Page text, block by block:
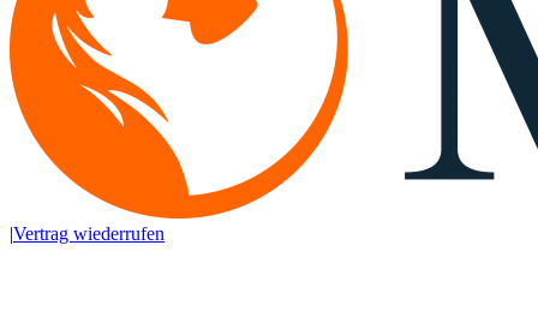
|Vertrag wiederrufen